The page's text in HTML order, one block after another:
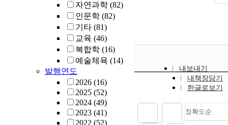
자연과학 (82)
인문학 (82)
기타 (81)
교육 (46)
복합학 (16)
예술체육 (14)
발행연도
2026 (16)
2025 (52)
2024 (49)
2023 (41)
2022 (52)
내보내기
내책장담기
한글로보기
정확도순